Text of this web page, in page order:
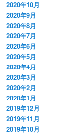
2020年10月
2020年9月
2020年8月
2020年7月
2020年6月
2020年5月
2020年4月
2020年3月
2020年2月
2020年1月
2019年12月
2019年11月
2019年10月